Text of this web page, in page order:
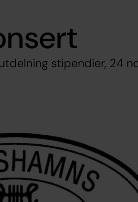
stipendier, 24